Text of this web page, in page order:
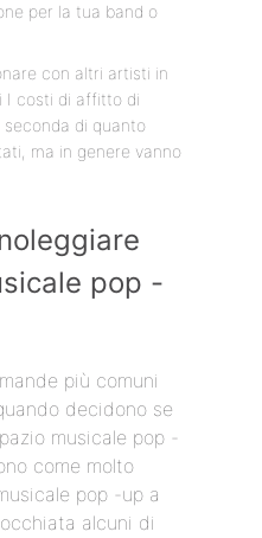
per la tua band o
con altri artisti in
I costi di affitto di
di quanto
ma in genere vanno
pop -
più comuni
decidono se
musicale pop -
come molto
pop -up a
alcuni di